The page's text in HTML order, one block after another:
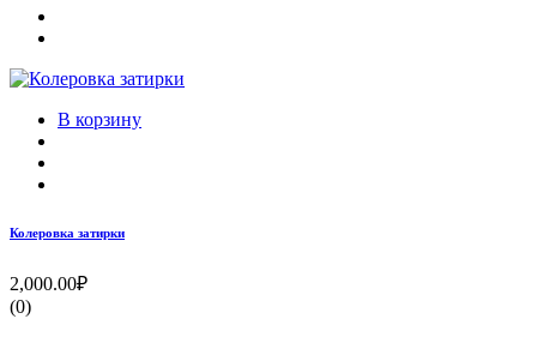
В корзину
Колеровка затирки
2,000.00₽
(0)